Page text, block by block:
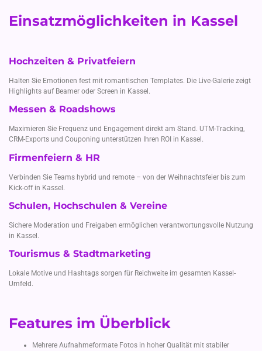
Einsatzmöglichkeiten in Kassel
Hochzeiten & Privatfeiern
Halten Sie Emotionen fest mit romantischen Templates. Die Live-Galerie zeigt
Highlights auf Beamer oder Screen in Kassel.
Messen & Roadshows
Maximieren Sie Frequenz und Engagement direkt am Stand. UTM-Tracking,
CRM-Exports und Couponing unterstützen Ihren ROI in Kassel.
Firmenfeiern & HR
Verbinden Sie Teams hybrid und remote – von der Weihnachtsfeier bis zum
Kick-off in Kassel.
Schulen, Hochschulen & Vereine
Sichere Moderation und Freigaben ermöglichen verantwortungsvolle Nutzung
in Kassel.
Tourismus & Stadtmarketing
Lokale Motive und Hashtags sorgen für Reichweite im gesamten Kassel-
Umfeld.
Features im Überblick
Mehrere Aufnahmeformate Fotos in hoher Qualität mit stabiler